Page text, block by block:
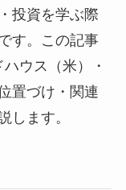
投資を学ぶ際
す。この記事
ウス（米）・
置づけ・関連
します。